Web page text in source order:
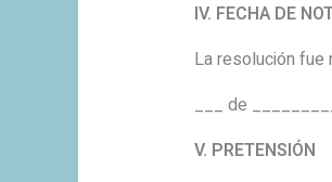
IV. FECHA DE
La resolución fue
___ de
V. PRETENSIÓN